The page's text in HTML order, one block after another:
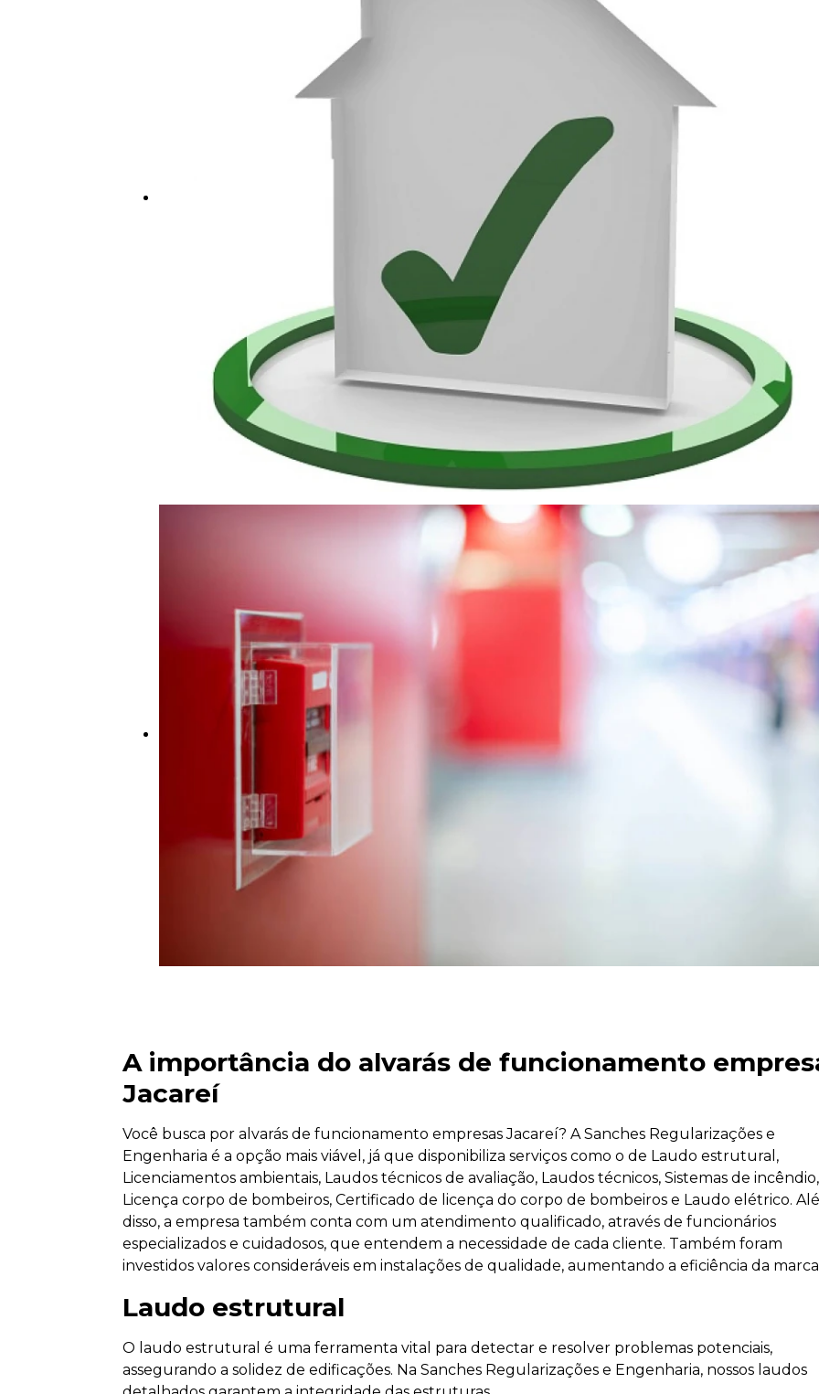
A importância do alvarás de funcionamento
Jacareí
Você busca por alvarás de funcionamento empresas Jacareí? A Sanches Regularizações e
Engenharia é a opção mais viável, já que disponibiliza serviços como o de Laudo estrutural,
Licenciamentos ambientais, Laudos técnicos de avaliação, Laudos técnicos, Sistemas de incêndio,
Licença corpo de bombeiros, Certificado de licença do corpo de bombeiros e Laudo elétrico.
disso, a empresa também conta com um atendimento qualificado, através de funcionários
especializados e cuidadosos, que entendem a necessidade de cada cliente. Também foram
investidos valores consideráveis em instalações de qualidade, aumentando a eficiência da
Laudo estrutural
O laudo estrutural é uma ferramenta vital para detectar e resolver problemas potenciais,
assegurando a solidez de edificações. Na Sanches Regularizações e Engenharia, nossos laudos